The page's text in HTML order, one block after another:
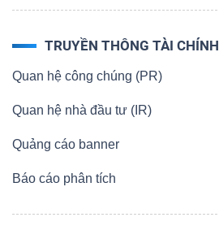
TRUYỀN THÔNG TÀI CHÍNH
Quan hệ công chúng (PR)
Quan hệ nhà đầu tư (IR)
Quảng cáo banner
Báo cáo phân tích